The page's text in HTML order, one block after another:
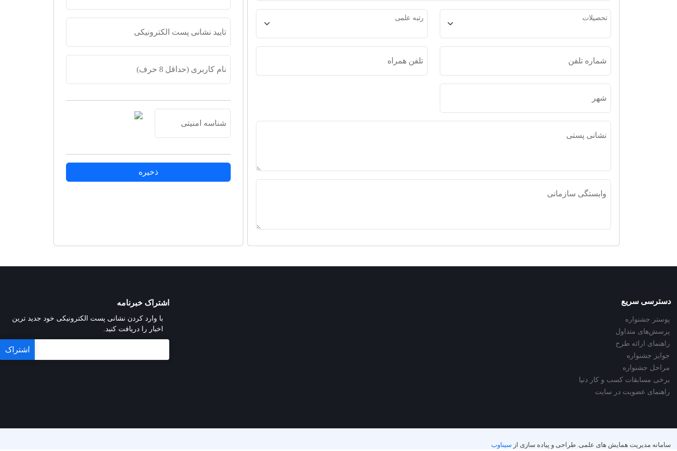
تحصیلات رتبه علمی
شماره تلفن تلفن همراه
شهر
نشانی پستی
وابستگی سازمانی
تایید نشانی پست الکترونیکی
نام کاربری (حداقل 8 حرف)
شناسه امنیتی
ذخیره
دسترسی سریع
پوستر جشنواره
پرسش‌های متداول
راهنمای ارائه طرح
جوایز جشنواره
مراحل جشنواره
برخی مسابقات کسب و کار دنیا
راهنمای عضویت در سایت
اشتراک خبرنامه
با وارد کردن نشانی پست الکترونیکی خود جدید ترین
اخبار را دریافت کنید.
سامانه مدیریت همایش های علمی. طراحی و پیاده سازی از سیناوب